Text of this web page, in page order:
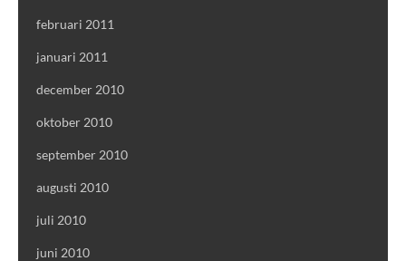
februari 2011
januari 2011
december 2010
oktober 2010
september 2010
augusti 2010
juli 2010
juni 2010